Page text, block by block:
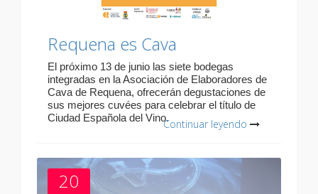
Requena es Cava
El próximo 13 de junio las siete bodegas
integradas en la Asociación de Elaboradores de
Cava de Requena, ofrecerán degustaciones de
sus mejores cuvées para celebrar el título de
Ciudad Española del Vino.Continuar leyendo
20